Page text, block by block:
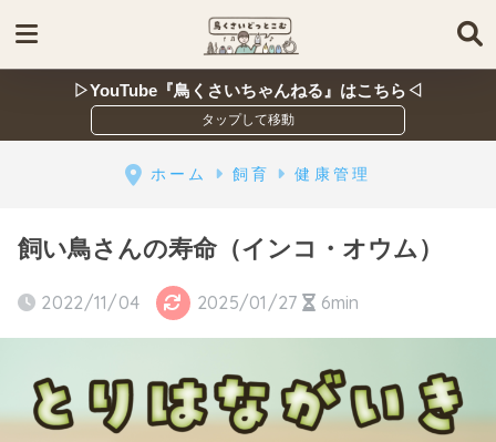
▷YouTube『鳥くさいちゃんねる』はこちら◁
ホーム 飼育 健康管理
飼い鳥さんの寿命（インコ・オウム）
2022/11/04 2025/01/27 6min